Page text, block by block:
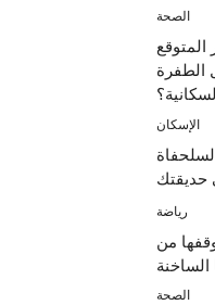
الصحة
الطفرة
الإسكان
حديقتك
رياضة
من
الساخنة
الصحة